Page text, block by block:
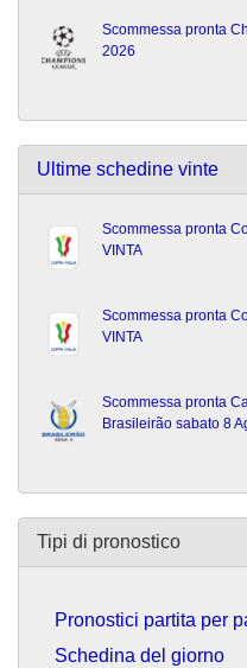
Scommessa pronta
2026
Ultime schedine vinte
Scommessa pronta
VINTA
Scommessa pronta
VINTA
Scommessa pronta
Brasileirão sabato 8
Tipi di pronostico
Pronostici partita per
Schedina del giorno